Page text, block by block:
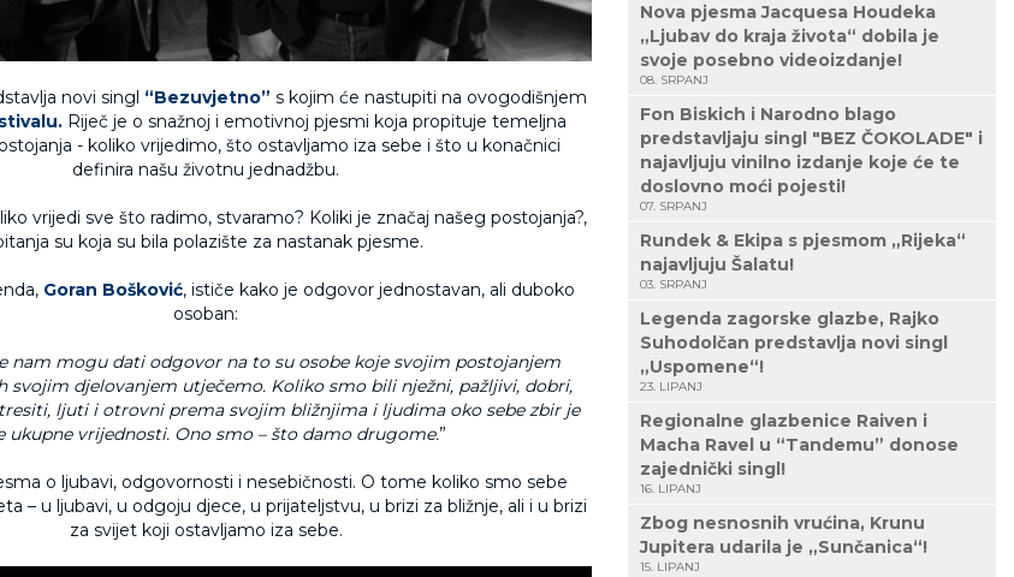
novi singl “Bezuvjetno” s kojim će nastupiti na ovogodišnjem
Riječ je o snažnoj i emotivnoj pjesmi koja propituje temeljna
- koliko vrijedimo, što ostavljamo iza sebe i što u konačnici
definira našu životnu jednadžbu.
vrijedi sve što radimo, stvaramo? Koliki je značaj našeg postojanja?,
su koja su bila polazište za nastanak pjesme.
Goran Bošković, ističe kako je odgovor jednostavan, ali duboko
osoban:
nam mogu dati odgovor na to su osobe koje svojim postojanjem
svojim djelovanjem utječemo. Koliko smo bili nježni, pažljivi, dobri,
ljuti i otrovni prema svojim bližnjima i ljudima oko sebe zbir je
ukupne vrijednosti. Ono smo – što damo drugome.”
o ljubavi, odgovornosti i nesebičnosti. O tome koliko smo sebe
– u ljubavi, u odgoju djece, u prijateljstvu, u brizi za bližnje, ali i u brizi
za svijet koji ostavljamo iza sebe.
Nova pjesma Jacquesa Houdeka
„Ljubav do kraja života“ dobila je
svoje posebno videoizdanje!
08. SRPANJ
Fon Biskich i Narodno blago
predstavljaju singl "BEZ ČOKOLADE" i
najavljuju vinilno izdanje koje će te
doslovno moći pojesti!
07. SRPANJ
Rundek & Ekipa s pjesmom „Rijeka“
najavljuju Šalatu!
03. SRPANJ
Legenda zagorske glazbe, Rajko
Suhodolčan predstavlja novi singl
„Uspomene“!
23. LIPANJ
Regionalne glazbenice Raiven i
Macha Ravel u “Tandemu” donose
zajednički singl!
16. LIPANJ
Zbog nesnosnih vrućina, Krunu
Jupitera udarila je „Sunčanica“!
15. LIPANJ